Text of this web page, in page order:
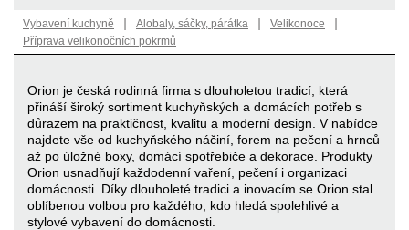
Vybavení kuchyně | Alobaly, sáčky, párátka | Velikonoce |
Příprava velikonočních pokrmů
Orion je česká rodinná firma s dlouholetou tradicí, která
přináší široký sortiment kuchyňských a domácích potřeb s
důrazem na praktičnost, kvalitu a moderní design. V nabídce
najdete vše od kuchyňského náčiní, forem na pečení a hrnců
až po úložné boxy, domácí spotřebiče a dekorace. Produkty
Orion usnadňují každodenní vaření, pečení i organizaci
domácnosti. Díky dlouholeté tradici a inovacím se Orion stal
oblíbenou volbou pro každého, kdo hledá spolehlivé a
stylové vybavení do domácnosti.